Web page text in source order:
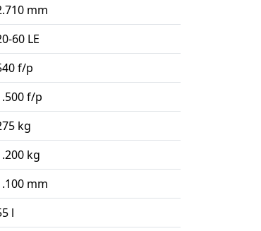
mm
60 LE
f/p
f/p
kg
kg
mm
l